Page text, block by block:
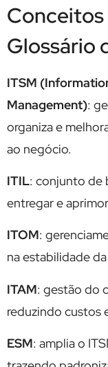
Glossário
ITSM
Management):
organiza e
ao negócio.
ITIL: conjunto de
entregar e
ITOM:
na estabilidade
ITAM: gestão do
reduzindo custos
ESM: amplia o